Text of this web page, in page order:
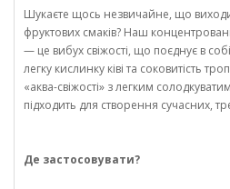
Шукаєте щось незвичайне, що
фруктових смаків? Наш
— це вибух свіжості, що поєднує в
легку кислинку ківі та соковитість
«аква-свіжості» з легким
підходить для створення сучасних,
Де застосовувати?